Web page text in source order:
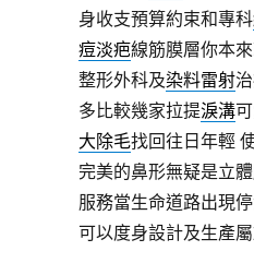
身收支預算約束和專科
痘淡疤線筋膜層你本
整形外科及染料雷射
多比較幾家拉提淚溝
大除毛找回往日年輕
完美的鼻形無疑是立
服務當生命道路出現
可以度身設計及生產